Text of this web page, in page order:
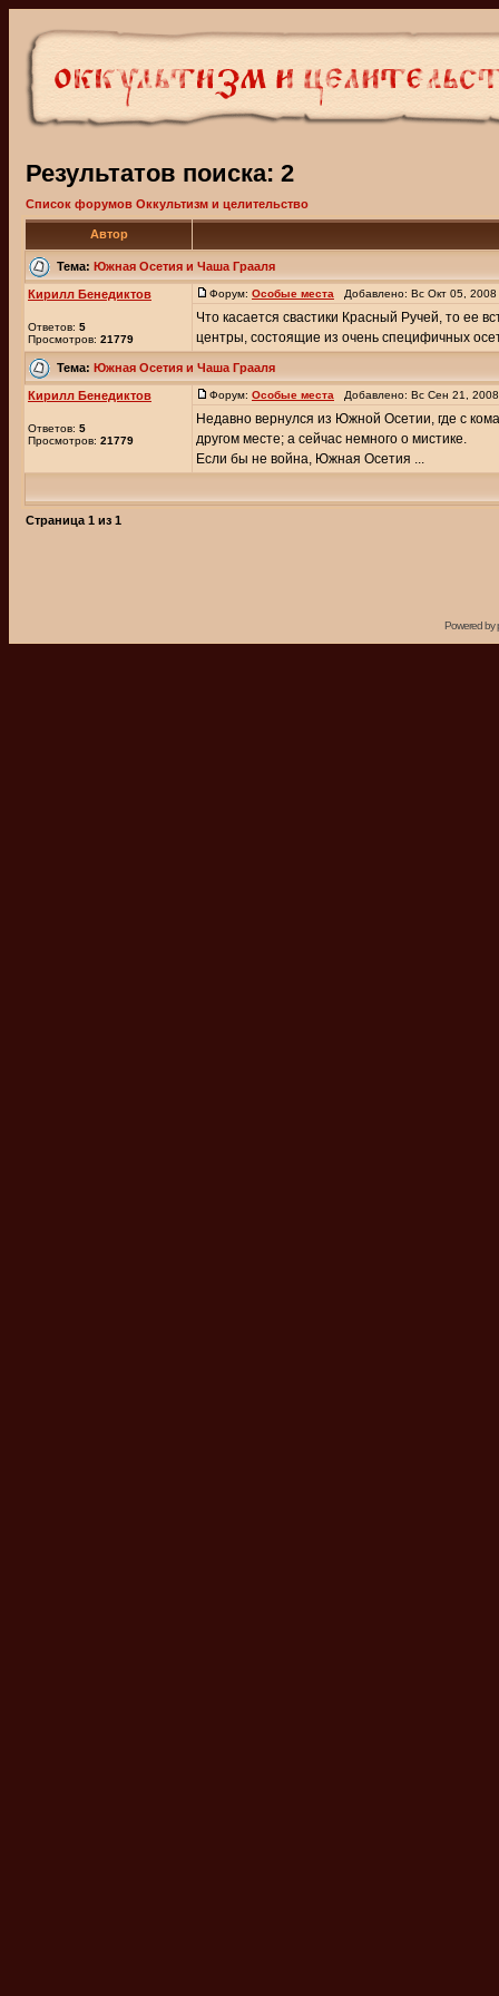
Результатов поиска: 2
Список форумов Оккультизм и целительство
Автор
Тема: Южная Осетия и Чаша Грааля
Кирилл Бенедиктов
Ответов: 5
Просмотров: 21779
Форум: Особые места Добавлено: Вс Окт 05,
Что касается свастики Красный Ручей, то ее
центры, состоящие из очень специфичных
Тема: Южная Осетия и Чаша Грааля
Кирилл Бенедиктов
Ответов: 5
Просмотров: 21779
Форум: Особые места Добавлено: Вс Сен 21,
Недавно вернулся из Южной Осетии, где с
другом месте; а сейчас немного о мистике.
Если бы не война, Южная Осетия ...
Страница 1 из 1
Powered by